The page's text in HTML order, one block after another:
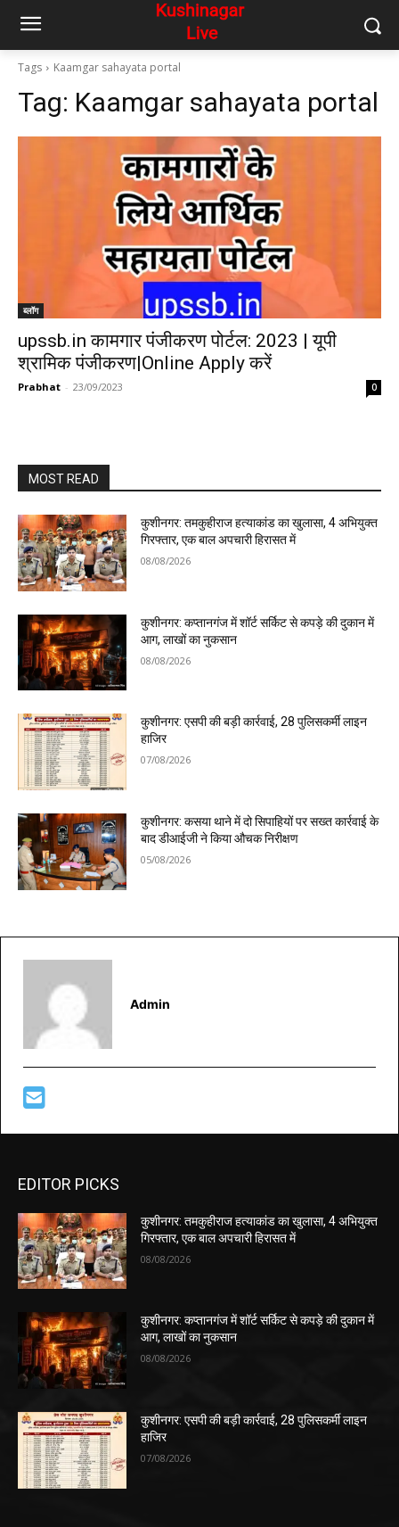
Tags Kaamgar sahayata portal
Tag: Kaamgar sahayata portal
ब्लॉग
upssb.in कामगार पंजीकरण पोर्टल: 2023 | यूपी
श्रामिक पंजीकरण|Online Apply करें
Prabhat - 23/09/2023 0
MOST READ
कुशीनगर: तमकुहीराज हत्याकांड का खुलासा, 4 अभियुक्त
गिरफ्तार, एक बाल अपचारी हिरासत में
08/08/2026
कुशीनगर: कप्तानगंज में शॉर्ट सर्किट से कपड़े की दुकान में
आग, लाखों का नुकसान
08/08/2026
कुशीनगर: एसपी की बड़ी कार्रवाई, 28 पुलिसकर्मी लाइन
हाजिर
07/08/2026
कुशीनगर: कसया थाने में दो सिपाहियों पर सख्त कार्रवाई के
बाद डीआईजी ने किया औचक निरीक्षण
05/08/2026
Admin
EDITOR PICKS
कुशीनगर: तमकुहीराज हत्याकांड का खुलासा, 4 अभियुक्त
गिरफ्तार, एक बाल अपचारी हिरासत में
08/08/2026
कुशीनगर: कप्तानगंज में शॉर्ट सर्किट से कपड़े की दुकान में
आग, लाखों का नुकसान
08/08/2026
कुशीनगर: एसपी की बड़ी कार्रवाई, 28 पुलिसकर्मी लाइन
हाजिर
07/08/2026